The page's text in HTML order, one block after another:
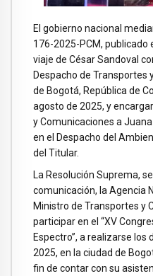
El gobierno nacional
176-2025-PCM, publicado
viaje de César Sandoval
Despacho de Transportes
de Bogotá, República de
agosto de 2025, y
y Comunicaciones a
en el Despacho del
del Titular.
La Resolución Suprema,
comunicación, la Agencia
Ministro de Transportes y
participar en el “XV
Espectro”, a realizarse los
2025, en la ciudad de
fin de contar con su